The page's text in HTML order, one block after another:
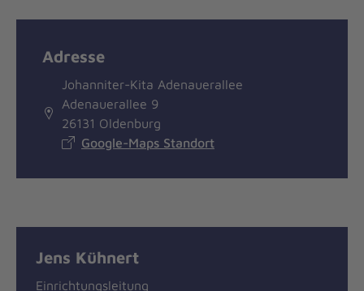
Adresse
Johanniter-Kita Adenauerallee
Adenauerallee 9
26131 Oldenburg
Google-Maps Standort
Jens Kühnert
Einrichtungsleitung